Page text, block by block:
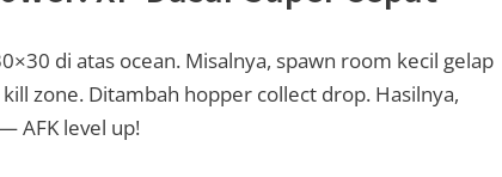
di atas ocean. Misalnya, spawn room kecil gelap
zone. Ditambah hopper collect drop. Hasilnya,
AFK level up!